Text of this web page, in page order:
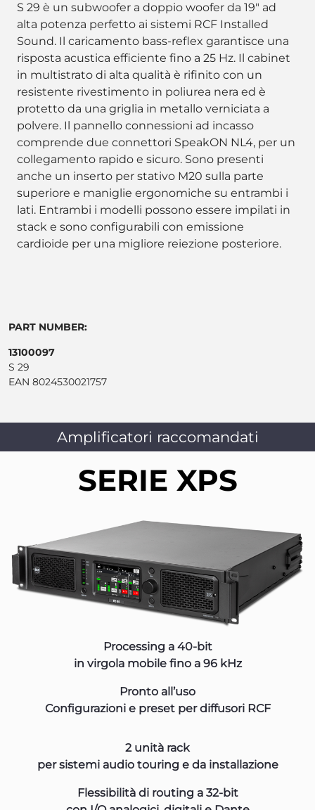
S 29 è un subwoofer a doppio woofer da 19" ad
alta potenza perfetto ai sistemi RCF Installed
Sound. Il caricamento bass-reflex garantisce una
risposta acustica efficiente fino a 25 Hz. Il cabinet
in multistrato di alta qualità è rifinito con un
resistente rivestimento in poliurea nera ed è
protetto da una griglia in metallo verniciata a
polvere. Il pannello connessioni ad incasso
comprende due connettori SpeakON NL4, per un
collegamento rapido e sicuro. Sono presenti
anche un inserto per stativo M20 sulla parte
superiore e maniglie ergonomiche su entrambi i
lati. Entrambi i modelli possono essere impilati in
stack e sono configurabili con emissione
cardioide per una migliore reiezione posteriore.
PART NUMBER:
13100097
S 29
EAN 8024530021757
Amplificatori raccomandati
SERIE XPS
Processing a 40-bit
in virgola mobile fino a 96 kHz
Pronto all’uso
Configurazioni e preset per diffusori RCF
2 unità rack
per sistemi audio touring e da installazione
Flessibilità di routing a 32-bit